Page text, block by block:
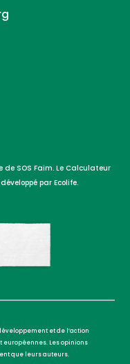
SOS Faim. Le Calculateur
par Ecolife.
et de l’action
Les opinions
que leurs auteurs.